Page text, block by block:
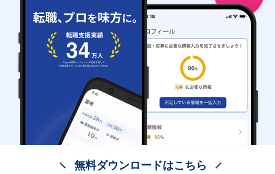
無料ダウンロードはこちら